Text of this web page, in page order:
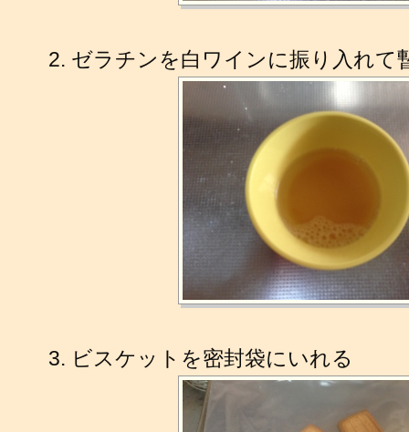
ゼラチンを白ワインに振り入れて
ビスケットを密封袋にいれる